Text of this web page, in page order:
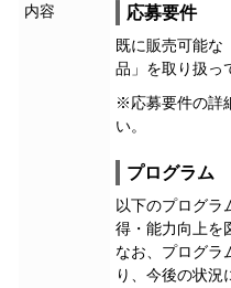
内容 応募要件
既に販売可能な
品」を取り扱っ
※応募要件の詳
い。
プログラム
以下のプログラ
得・能力向上を
なお、プログラ
り、今後の状況